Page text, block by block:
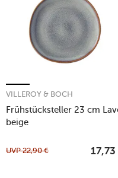
Frühstücksteller 23 cm
beige
VILLEROY & BOCH
UVP22,90 € 17,73